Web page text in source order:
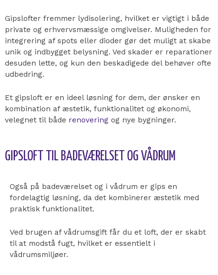
Gipslofter fremmer lydisolering, hvilket er vigtigt i både
private og erhvervsmæssige omgivelser. Muligheden for
integrering af spots eller dioder gør det muligt at skabe
unik og indbygget belysning. Ved skader er reparationer
desuden lette, og kun den beskadigede del behøver ofte
udbedring.
Et gipsloft er en ideel løsning for dem, der ønsker en
kombination af æstetik, funktionalitet og økonomi,
velegnet til både renovering og nye bygninger.
GIPSLOFT TIL BADEVÆRELSET OG VÅDRUM
Også på badeværelset og i vådrum er gips en
fordelagtig løsning, da det kombinerer æstetik med
praktisk funktionalitet.
Ved brugen af vådrumsgift får du et loft, der er skabt
til at modstå fugt, hvilket er essentielt i
vådrumsmiljøer.